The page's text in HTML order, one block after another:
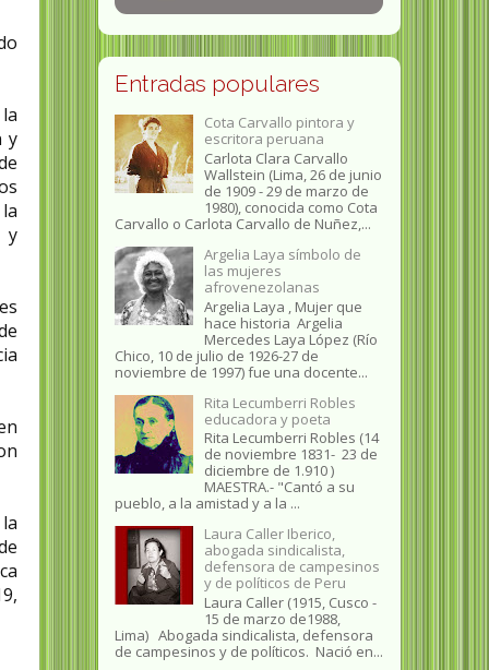
y
y
Entradas populares
Cota Carvallo pintora y
escritora peruana
Carlota Clara Carvallo
Wallstein (Lima, 26 de junio
de 1909 - 29 de marzo de
1980), conocida como Cota
Carvallo o Carlota Carvallo de Nuñez,...
Argelia Laya símbolo de
las mujeres
afrovenezolanas
Argelia Laya , Mujer que
hace historia Argelia
Mercedes Laya López (Río
Chico, 10 de julio de 1926-27 de
noviembre de 1997) fue una docente...
Rita Lecumberri Robles
educadora y poeta
Rita Lecumberri Robles (14
de noviembre 1831- 23 de
diciembre de 1.910 )
MAESTRA.- "Cantó a su
pueblo, a la amistad y a la ...
Laura Caller Iberico,
abogada sindicalista,
defensora de campesinos
y de políticos de Peru
Laura Caller (1915, Cusco -
15 de marzo de1988,
Lima) Abogada sindicalista, defensora
de campesinos y de políticos. Nació en...